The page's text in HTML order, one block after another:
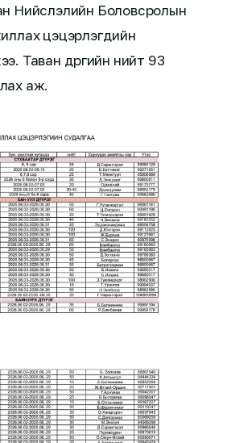
Нийслэлийн Боловсролын
цэцэрлэгүүдийн
Таван дүүргийн нийт 93
аж.